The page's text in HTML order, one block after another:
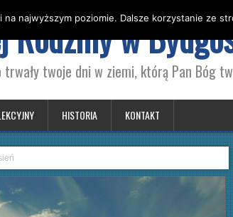
w
twoje dni w ziemi, którą Pan Bóg
HISTORIA KONTAKT
najwyższym poziomie. Dalsze korzystanie ze